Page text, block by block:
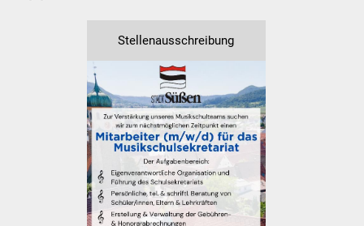
Lebenslagen
Senioren
Stadtseniorenrat
Sommerwochen für
Ältere
Stellenausschreibung